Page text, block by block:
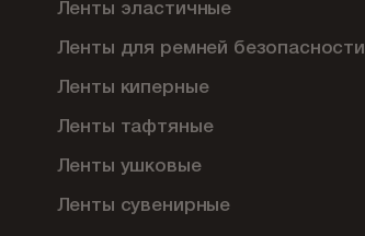
Ленты эластичные
Ленты для ремней безопасности
Ленты киперные
Ленты тафтяные
Ленты ушковые
Ленты сувенирные